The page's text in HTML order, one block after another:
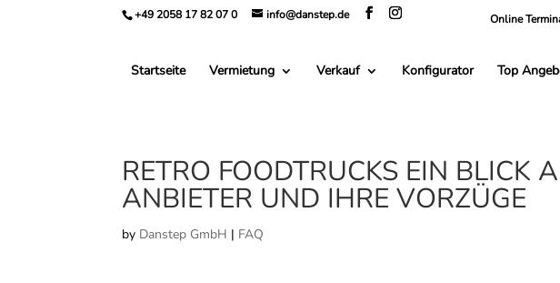
+49 2058 17 82 07 0 info@danstep.de Online
Startseite Vermietung Verkauf Konfigurator Top
RETRO FOODTRUCKS EIN BLICK
ANBIETER UND IHRE VORZÜGE
by Danstep GmbH | FAQ